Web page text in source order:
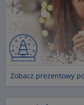
Zobacz prezentowy